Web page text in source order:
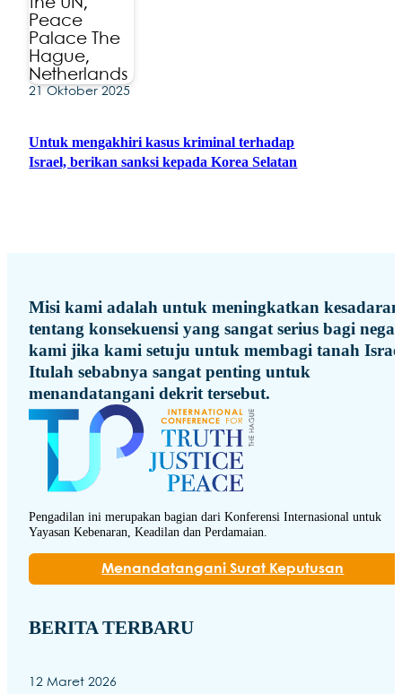
21 Oktober 2025
Untuk mengakhiri kasus kriminal terhadap
Israel, berikan sanksi kepada Korea Selatan
Misi kami adalah untuk meningkatkan kesadaran
tentang konsekuensi yang sangat serius bagi
kami jika kami setuju untuk membagi tanah
Itulah sebabnya sangat penting untuk
menandatangani dekrit tersebut.
Pengadilan ini merupakan bagian dari Konferensi Internasional untuk
Yayasan Kebenaran, Keadilan dan Perdamaian.
Menandatangani Surat Keputusan
BERITA TERBARU
12 Maret 2026